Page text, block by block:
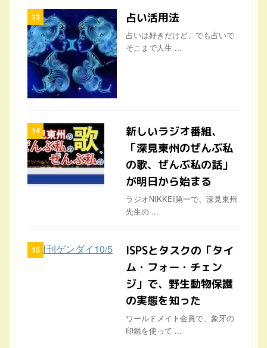
占い活用法
占いは好きだけど、でも占いで
そこまで人生 ...
新しいラジオ番組、
「深見東州のぜんぶ私
の歌、ぜんぶ私の話」
が明日から始まる
ラジオNIKKEI第一で、深見東州
先生の ...
ISPSとタスクの「タイ
ム・フォー・チェン
ジ」で、野生動物保護
の実態を知った
ワールドメイト会員で、象牙の
印鑑を使って ...